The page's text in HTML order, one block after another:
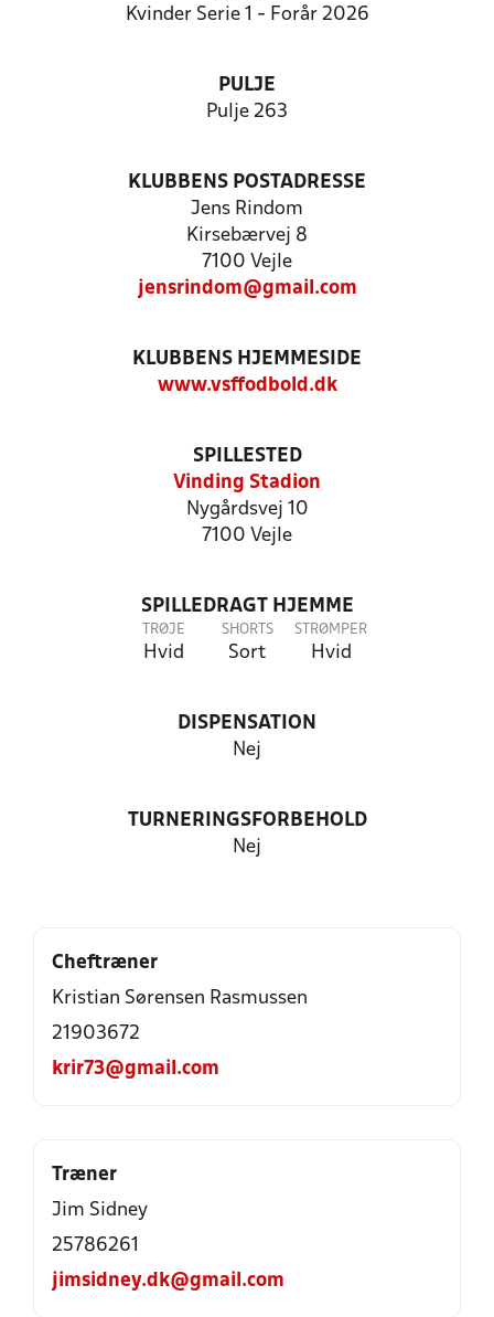
Kvinder Serie 1 - Forår 2026
PULJE
Pulje 263
KLUBBENS POSTADRESSE
Jens Rindom
Kirsebærvej 8
7100 Vejle
jensrindom@gmail.com
KLUBBENS HJEMMESIDE
www.vsffodbold.dk
SPILLESTED
Vinding Stadion
Nygårdsvej 10
7100 Vejle
SPILLEDRAGT HJEMME
TRØJE
Hvid
SHORTS
Sort
STRØMPER
Hvid
DISPENSATION
Nej
TURNERINGSFORBEHOLD
Nej
Cheftræner
Kristian Sørensen Rasmussen
21903672
krir73@gmail.com
Træner
Jim Sidney
25786261
jimsidney.dk@gmail.com